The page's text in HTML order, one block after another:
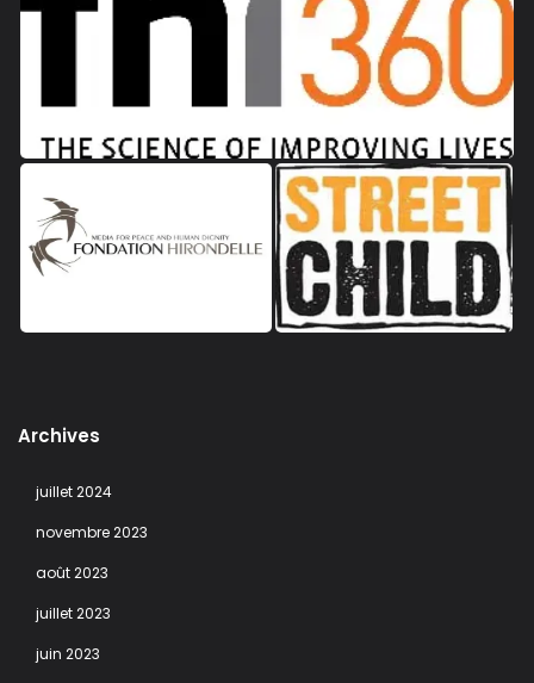
Archives
juillet 2024
novembre 2023
août 2023
juillet 2023
juin 2023